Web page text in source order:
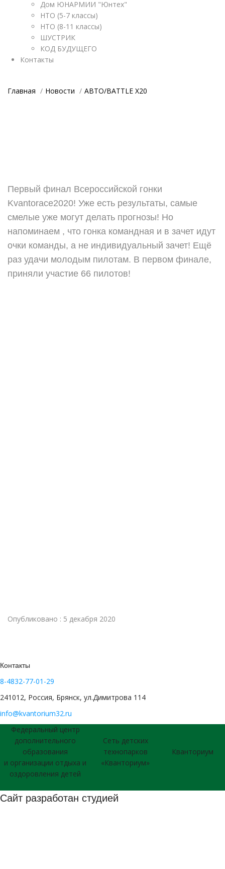
Дом ЮНАРМИИ "Юнтех"
НТО (5-7 классы)
НТО (8-11 классы)
ШУСТРИК
КОД БУДУЩЕГО
Контакты
Главная Новости АВТО/BATTLE X20
Первый финал Всероссийской гонки
Kvantorace2020! Уже есть результаты, самые
смелые уже могут делать прогнозы! Но
напоминаем , что гонка командная и в зачет идут
очки команды, а не индивидуальный зачет! Ещё
раз удачи молодым пилотам. В первом финале,
приняли участие 66 пилотов!
Опубликовано : 5 декабря 2020
Контакты
8-4832-77-01-29
241012, Россия, Брянск, ул.Димитрова 114
info@kvantorium32.ru
Федеральный центр
дополнительного
образования
и организации отдыха и
оздоровления детей
Сеть детских
технопарков
«Кванториум»
Кванториум
Сайт разработан студией